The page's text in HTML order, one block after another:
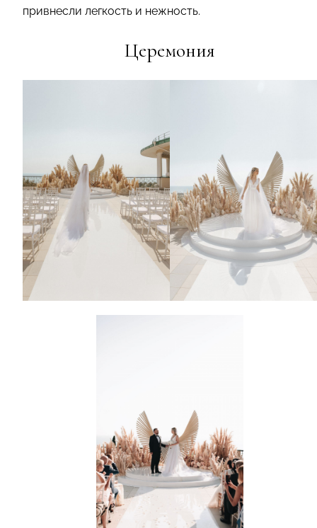
привнесли легкость и нежность.
Церемония